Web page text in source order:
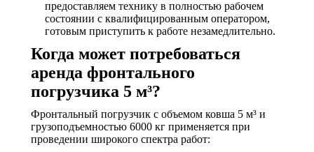
предоставляем технику в полностью рабочем
состоянии с квалифицированным оператором,
готовым приступить к работе незамедлительно.
Когда может потребоваться
аренда фронтального
погрузчика 5 м³?
Фронтальный погрузчик с объемом ковша 5 м³ и
грузоподъемностью 6000 кг применяется при
проведении широкого спектра работ: